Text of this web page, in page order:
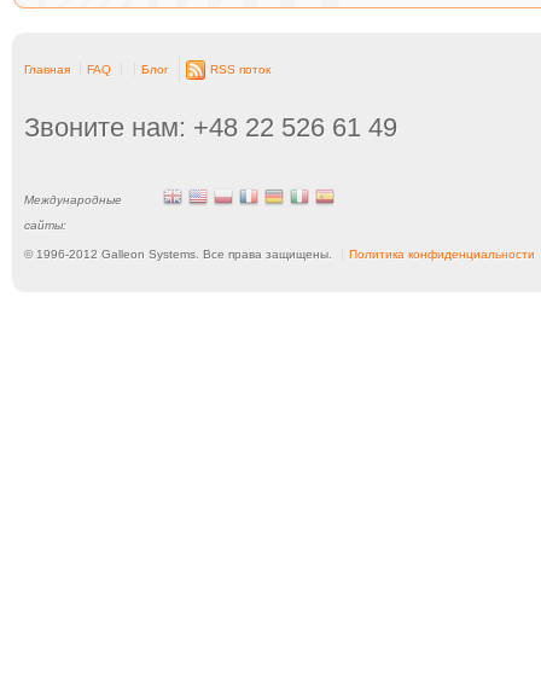
Главная FAQ Блог RSS поток
Звоните нам: +48 22 526 61 49
Международные
сайты:
© 1996-2012 Galleon Systems. Все права защищены. Политика конфиденциальности